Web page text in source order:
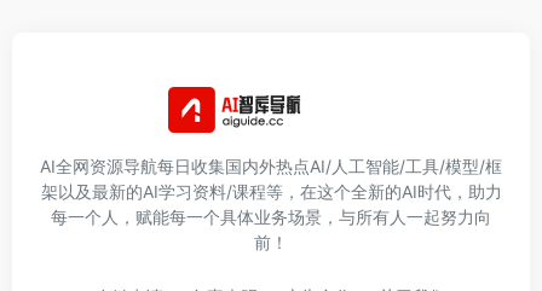
AI全网资源导航每日收集国内外热点AI/人工智能/工具/模型/框
架以及最新的AI学习资料/课程等，在这个全新的AI时代，助力
每一个人，赋能每一个具体业务场景，与所有人一起努力向
前！